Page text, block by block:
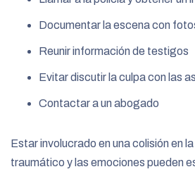
Documentar la escena con
Reunir información de testigos
Evitar discutir la culpa con las
Contactar a un abogado
Estar involucrado en una colisión en
traumático y las emociones pueden